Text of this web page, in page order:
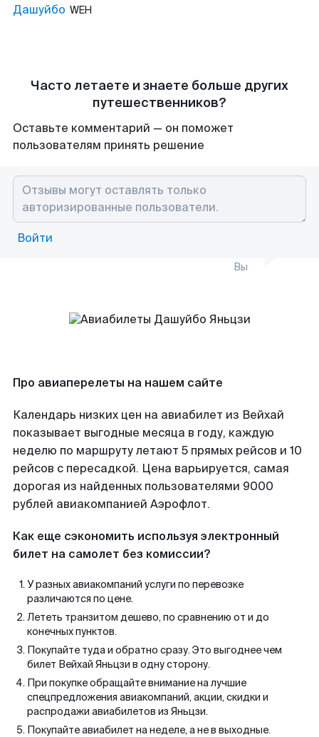
Дашуйбо WEH
Часто летаете и знаете больше других
путешественников?
Оставьте комментарий — он поможет
пользователям принять решение
Войти
Вы
Про авиаперелеты на нашем сайте
Календарь низких цен на авиабилет из Вейхай
показывает выгодные месяца в году, каждую
неделю по маршруту летают 5 прямых рейсов и 10
рейсов с пересадкой. Цена варьируется, самая
дорогая из найденных пользователями 9000
рублей авиакомпанией Аэрофлот.
Как еще сэкономить используя электронный
билет на самолет без комиссии?
У разных авиакомпаний услуги по перевозке
различаются по цене.
Лететь транзитом дешево, по сравнению от и до
конечных пунктов.
Покупайте туда и обратно сразу. Это выгоднее чем
билет Вейхай Яньцзи в одну сторону.
При покупке обращайте внимание на лучшие
спецпредложения авиакомпаний, акции, скидки и
распродажи авиабилетов из Яньцзи.
Покупайте авиабилет на неделе, а не в выходные.